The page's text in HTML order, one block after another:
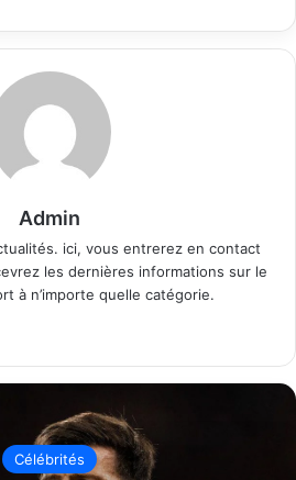
Admin
ici, vous entrerez en contact
les dernières informations sur le
à n’importe quelle catégorie.
Célébrités